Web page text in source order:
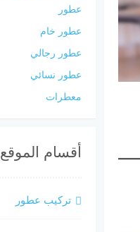
عطور
عطور خام
عطور رجالي
عطور نسائي
معطرات
أقسام الموقع
تركيب عطور